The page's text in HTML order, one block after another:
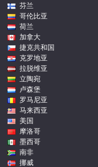
芬兰
哥伦比亚
荷兰
加拿大
捷克共和国
克罗地亚
拉脱维亚
立陶宛
卢森堡
罗马尼亚
马来西亚
美国
摩洛哥
墨西哥
南非
挪威